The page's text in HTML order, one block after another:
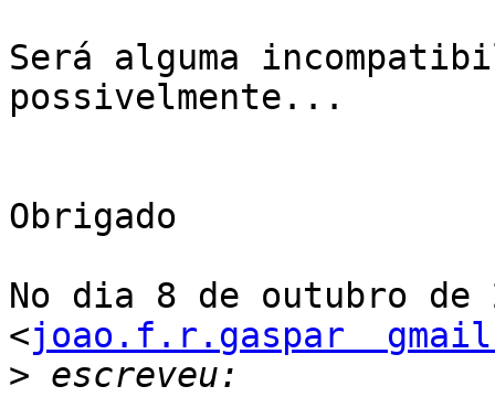
Será alguma
possivelmente...
Obrigado
No dia 8 de outubro de
<joao.f.r.gaspar
>